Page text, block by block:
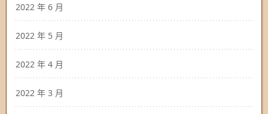
2022 年 6 月
2022 年 5 月
2022 年 4 月
2022 年 3 月